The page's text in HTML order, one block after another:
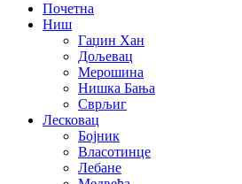
Почетна
Ниш
Гаџин Хан
Дољевац
Мерошина
Нишка Бања
Сврљиг
Лесковац
Бојник
Власотинце
Лебане